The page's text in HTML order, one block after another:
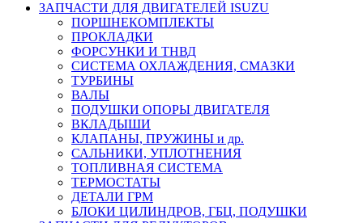
ЗАПЧАСТИ ДЛЯ ДВИГАТЕЛЕЙ ISUZU
ПОРШНЕКОМПЛЕКТЫ
ПРОКЛАДКИ
ФОРСУНКИ И ТНВД
СИСТЕМА ОХЛАЖДЕНИЯ, СМАЗКИ
ТУРБИНЫ
ВАЛЫ
ПОДУШКИ ОПОРЫ ДВИГАТЕЛЯ
ВКЛАДЫШИ
КЛАПАНЫ, ПРУЖИНЫ и др.
САЛЬНИКИ, УПЛОТНЕНИЯ
ТОПЛИВНАЯ СИСТЕМА
ТЕРМОСТАТЫ
ДЕТАЛИ ГРМ
БЛОКИ ЦИЛИНДРОВ, ГБЦ, ПОДУШКИ